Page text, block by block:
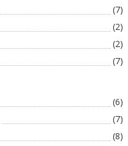
(7)
(2)
(2)
(7)
(6)
(7)
(8)